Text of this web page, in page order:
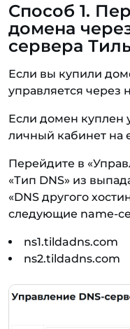
Способ 1.
домена
сервера
Если вы купили
управляется через
Если домен куплен
личный кабинет на
Перейдите в
«Тип DNS» из
«DNS другого
следующие name-
ns1.tildadns.com
ns2.tildadns.com